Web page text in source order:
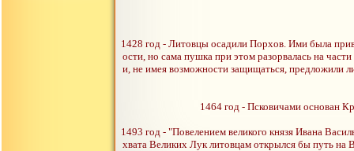
1428 год - Литовцы осадили Порхов. Ими была
ости, но сама пушка при этом разорвалась на
и, не имея возможности защищаться, предложили
1464 год - Псковичами основан
1493 год - "Повелением великого князя Ивана
хвата Великих Лук литовцам открылся бы путь на